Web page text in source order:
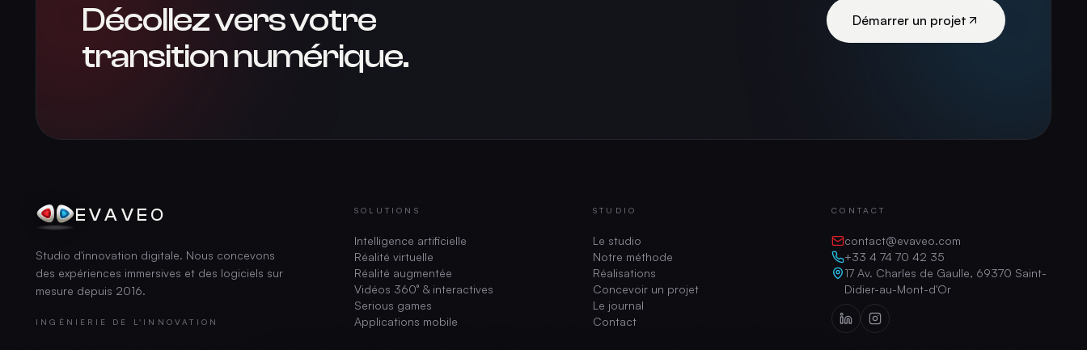
Décollez vers votre
transition numérique.
Démarrer un projet
EVAVEO
Studio d'innovation digitale. Nous concevons
des expériences immersives et des logiciels sur
mesure depuis 2016.
INGÉNIERIE DE L'INNOVATION
SOLUTIONS
Intelligence artificielle
Réalité virtuelle
Réalité augmentée
Vidéos 360° & interactives
Serious games
Applications mobile
STUDIO
Le studio
Notre méthode
Réalisations
Concevoir un projet
Le journal
Contact
CONTACT
contact@evaveo.com
+33 4 74 70 42 35
17 Av. Charles de Gaulle, 69370 Saint-
Didier-au-Mont-d'Or